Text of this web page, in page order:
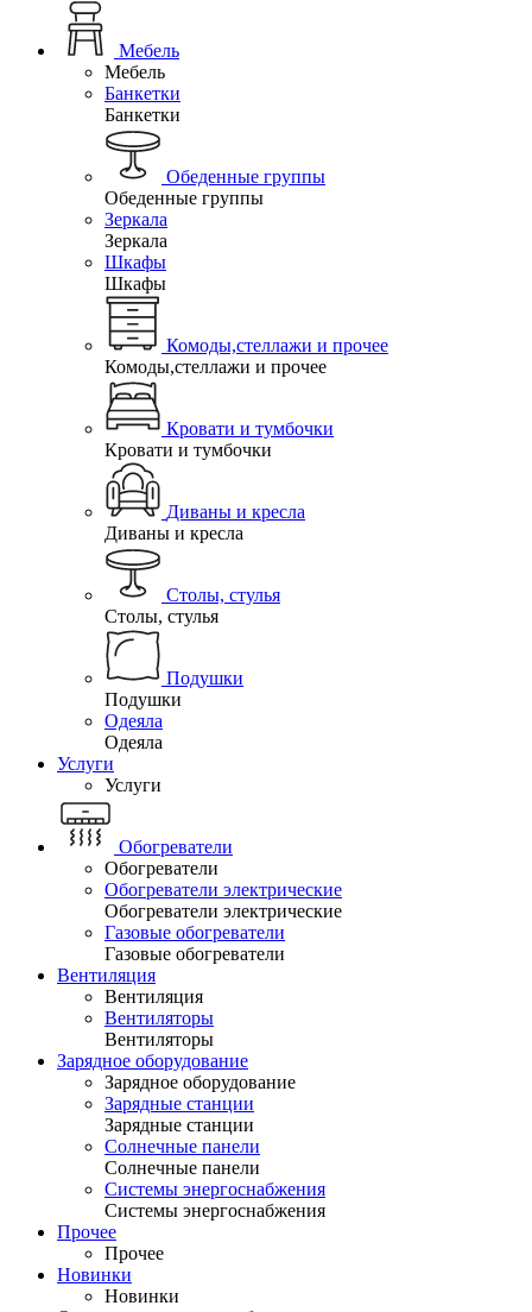
Мебель
Мебель
Банкетки
Банкетки
Обеденные группы
Обеденные группы
Зеркала
Зеркала
Шкафы
Шкафы
Комоды,стеллажи и прочее
Комоды,стеллажи и прочее
Кровати и тумбочки
Кровати и тумбочки
Диваны и кресла
Диваны и кресла
Столы, стулья
Столы, стулья
Подушки
Подушки
Одеяла
Одеяла
Услуги
Услуги
Обогреватели
Обогреватели
Обогреватели электрические
Обогреватели электрические
Газовые обогреватели
Газовые обогреватели
Вентиляция
Вентиляция
Вентиляторы
Вентиляторы
Зарядное оборудование
Зарядное оборудование
Зарядные станции
Зарядные станции
Солнечные панели
Солнечные панели
Системы энергоснабжения
Системы энергоснабжения
Прочее
Прочее
Новинки
Новинки